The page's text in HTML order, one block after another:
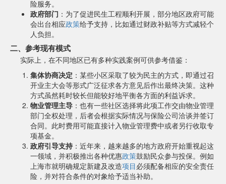
险服务。
政府部门 ：为了促进民生工程顺利开展，部分地区政府可能
会出台相应政策给予支持，比如通过财政补贴等方式减轻个
人负担。
二、参考现有模式
实际上，在不同地区已有多种实践案例可供参考借鉴：
集体协商决定 ：某些小区采取了较为民主的方式，即通过召
开业主大会等形式广泛征求各方意见后作出最终决策。这种
方式虽然耗时较长但能较好地平衡各方面的利益诉求。
物业管理主导 ：也有一些社区选择将此项工作交由物业管理
部门全权处理，后者会根据实际情况与保险公司洽谈并签订
合同。此时费用可能直接计入物业管理费中或者另行收取专
项基金。
政府引导支持 ：近年来，越来越多的地方政府开始重视起这
一领域，并积极推出各种优惠政策鼓励民众参与投保。例如
上海市就明确规定新建及改造项目必须配备相应的安全责任
险，并对符合条件的对象给予适当补助。